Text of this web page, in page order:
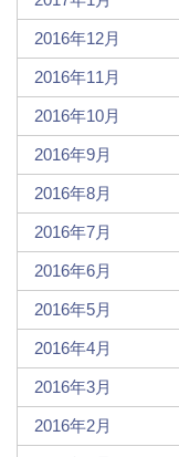
2016年12月
2016年11月
2016年10月
2016年9月
2016年8月
2016年7月
2016年6月
2016年5月
2016年4月
2016年3月
2016年2月